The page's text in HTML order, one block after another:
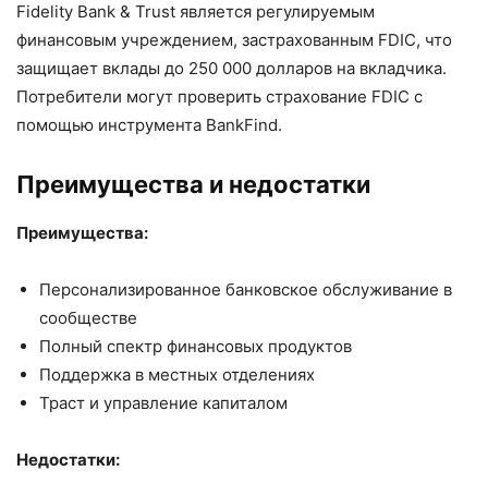
Fidelity Bank & Trust является регулируемым
финансовым учреждением, застрахованным FDIC, что
защищает вклады до 250 000 долларов на вкладчика.
Потребители могут проверить страхование FDIC с
помощью инструмента BankFind.
Преимущества и недостатки
Преимущества:
Персонализированное банковское обслуживание в
сообществе
Полный спектр финансовых продуктов
Поддержка в местных отделениях
Траст и управление капиталом
Недостатки: